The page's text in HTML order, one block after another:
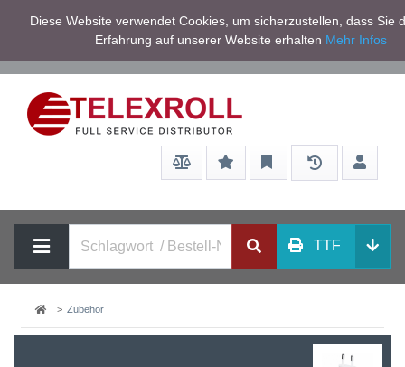
Service/Hilfe
Netto zzgl.
Mwst
TTF
Zubehör
Diese Website verwendet Cookies, um sicherzustellen, dass Sie
Erfahrung auf unserer Website erhalten Mehr Infos